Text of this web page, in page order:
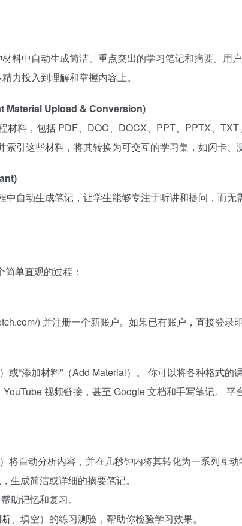
料中自动生成简洁、重点突出的学习笔记和摘要。用
力投入到理解和掌握内容上。
Material Upload & Conversion)
材料，包括 PDF、DOC、DOCX、PPT、PPTX、
引这些材料，将其转换为可交互的学习集，如闪卡、
中自动生成笔记，让学生能够专注于听讲和提问，而
单直观的过程：
) 并注册一个新账户。如果已有账户，直接登录即
或“添加材料”（Add Material）。 你可以将各种格式
视频链接，甚至 Google 文档和手写笔记。
将自动分析内容，并在几秒钟内将其转化为一系列互动
生成简洁或详细的摘要笔记。
助记忆和复习。
、填空）的练习测验，帮助你检验学习效果。